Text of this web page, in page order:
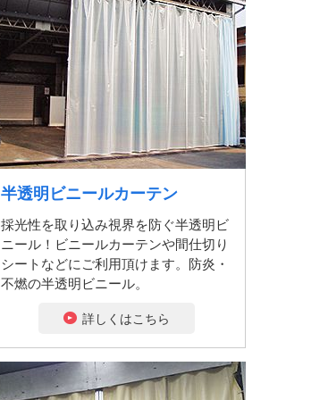
半透明ビニールカーテン
採光性を取り込み視界を防ぐ半透明ビ
ニール！ビニールカーテンや間仕切り
シートなどにご利用頂けます。防炎・
不燃の半透明ビニール。
詳しくはこちら